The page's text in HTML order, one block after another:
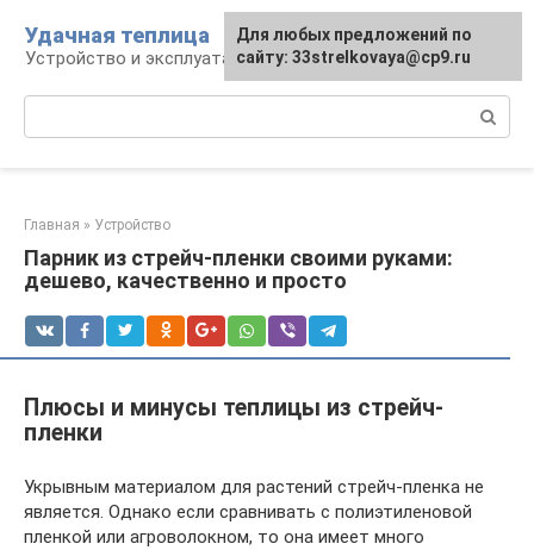
контенту
Удачная теплица
Устройство и эксплуатация теплиц
Главная » Устройство
Парник из стрейч-пленки своими руками:
дешево, качественно и просто
Плюсы и минусы теплицы из стрейч-
пленки
Укрывным материалом для растений стрейч-пленка не
является. Однако если сравнивать с полиэтиленовой
пленкой или агроволокном, то она имеет много
Для любых предложений по
сайту: 33strelkovaya@cp9.ru